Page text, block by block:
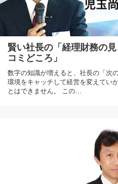
賢い社長の「経理財務の
コミどころ」
数字の知識が増えると、社長の「次
環境をキャッチして経営を変えてい
とはできません。 この…